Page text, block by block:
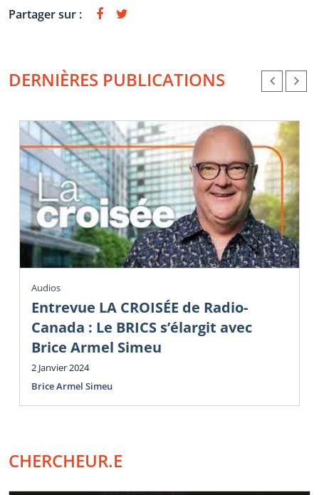
Partager sur :
DERNIÈRES PUBLICATIONS
Audios
Entrevue LA CROISÉE de Radio-
Canada : Le BRICS s’élargit avec
Brice Armel Simeu
2 Janvier 2024
Brice Armel Simeu
CHERCHEUR.E